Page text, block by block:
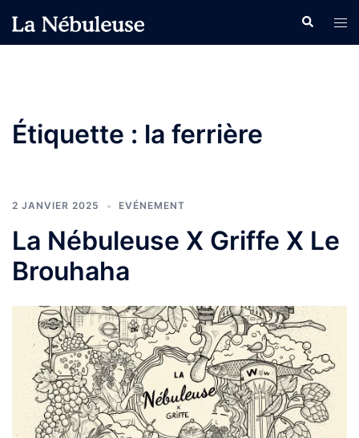
au
le
Étiquette : la ferrière
2 JANVIER 2025 EVÉNEMENT
La Nébuleuse X Griffe X Le
Brouhaha